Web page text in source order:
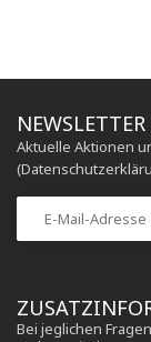
Bei jeglichen
NEWSLETTER
Aktuelle Aktionen